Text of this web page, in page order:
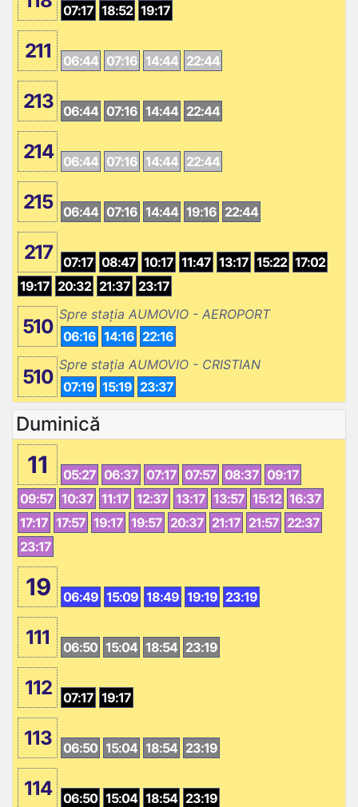
07:17 18:52 19:17
211 06:44 07:16 14:44 22:44
213 06:44 07:16 14:44 22:44
214 06:44 07:16 14:44 22:44
215 06:44 07:16 14:44 19:16 22:44
217 07:17 08:47 10:17 11:47 13:17 15:22 17:02
19:17 20:32 21:37 23:17
510
Spre stația AUMOVIO - AEROPORT
06:16 14:16 22:16
510
Spre stația AUMOVIO - CRISTIAN
07:19 15:19 23:37
Duminică
11 05:27 06:37 07:17 07:57 08:37 09:17
09:57 10:37 11:17 12:37 13:17 13:57 15:12 16:37
17:17 17:57 19:17 19:57 20:37 21:17 21:57 22:37
23:17
19 06:49 15:09 18:49 19:19 23:19
111 06:50 15:04 18:54 23:19
112 07:17 19:17
113 06:50 15:04 18:54 23:19
114 06:50 15:04 18:54 23:19